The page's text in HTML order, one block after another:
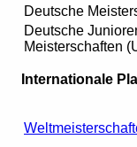
Deutsche
Deutsche
Meisterschaften
Internationale